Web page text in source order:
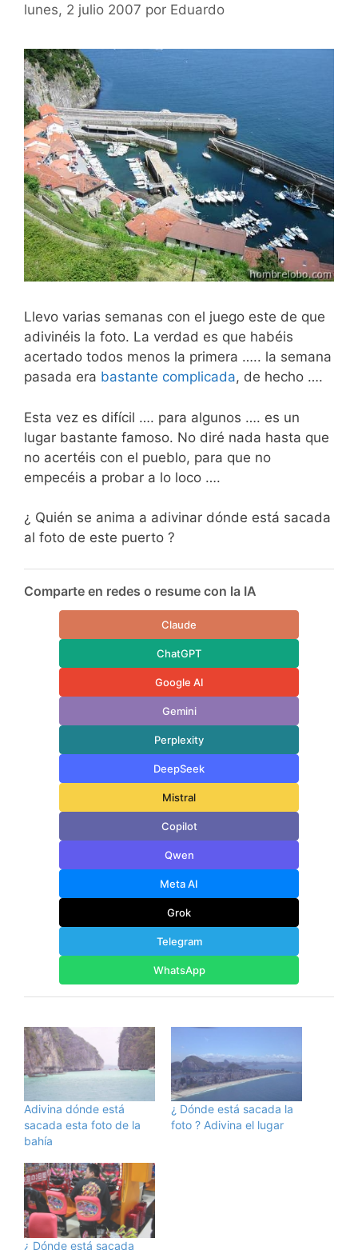
lunes, 2 julio 2007 por Eduardo
Llevo varias semanas con el juego este de que
adivinéis la foto. La verdad es que habéis
acertado todos menos la primera ….. la semana
pasada era bastante complicada, de hecho ….
Esta vez es difícil …. para algunos …. es un
lugar bastante famoso. No diré nada hasta que
no acertéis con el pueblo, para que no
empecéis a probar a lo loco ….
¿ Quién se anima a adivinar dónde está sacada
al foto de este puerto ?
Comparte en redes o resume con la IA
Claude
ChatGPT
Google AI
Gemini
Perplexity
DeepSeek
Mistral
Copilot
Qwen
Meta AI
Grok
Telegram
WhatsApp
Adivina dónde está
sacada esta foto de la
bahía
¿ Dónde está sacada la
foto ? Adivina el lugar
¿ Dónde está sacada